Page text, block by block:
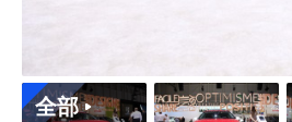
全部